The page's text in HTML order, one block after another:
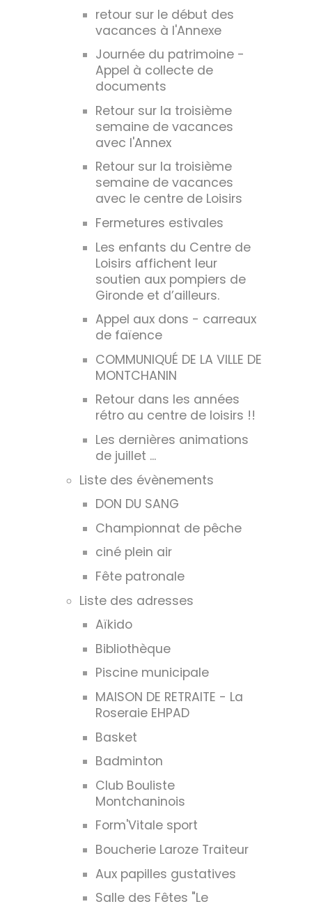
retour sur le début des
vacances à l'Annexe
Journée du patrimoine -
Appel à collecte de
documents
Retour sur la troisième
semaine de vacances
avec l'Annex
Retour sur la troisième
semaine de vacances
avec le centre de Loisirs
Fermetures estivales
Les enfants du Centre de
Loisirs affichent leur
soutien aux pompiers de
Gironde et d’ailleurs.
Appel aux dons - carreaux
de faïence
COMMUNIQUÉ DE LA VILLE DE
MONTCHANIN
Retour dans les années
rétro au centre de loisirs !!
Les dernières animations
de juillet ...
Liste des évènements
DON DU SANG
Championnat de pêche
ciné plein air
Fête patronale
Liste des adresses
Aïkido
Bibliothèque
Piscine municipale
MAISON DE RETRAITE - La
Roseraie EHPAD
Basket
Badminton
Club Bouliste
Montchaninois
Form'Vitale sport
Boucherie Laroze Traiteur
Aux papilles gustatives
Salle des Fêtes "Le